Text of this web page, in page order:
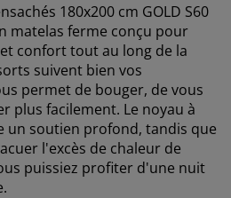
180x200 cm GOLD S60
matelas ferme conçu pour
confort tout au long de la
suivent bien vos
permet de bouger, de vous
plus facilement. Le noyau à
un soutien profond, tandis que
l'excès de chaleur de
puissiez profiter d'une nuit